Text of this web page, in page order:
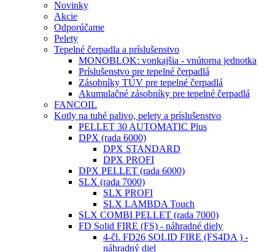
Novinky
Akcie
Odporúčame
Pelety
Tepelné čerpadla a príslušenstvo
MONOBLOK: vonkajšia - vnútorna jednotka
Príslušenstvo pre tepelné čerpadlá
Zásobníky TÚV pre tepelné čerpadlá
Akumulačné zásobníky pre tepelné čerpadlá
FANCOIL
Kotly na tuhé palivo, pelety a príslušenstvo
PELLET 30 AUTOMATIC Plus
DPX (rada 6000)
DPX STANDARD
DPX PROFI
DPX PELLET (rada 6000)
SLX (rada 7000)
SLX PROFI
SLX LAMBDA Touch
SLX COMBI PELLET (rada 7000)
FD Solid FIRE (FS) - náhradné diely
4-čl. FD26 SOLID FIRE (FS4DA ) -
náhradný diel